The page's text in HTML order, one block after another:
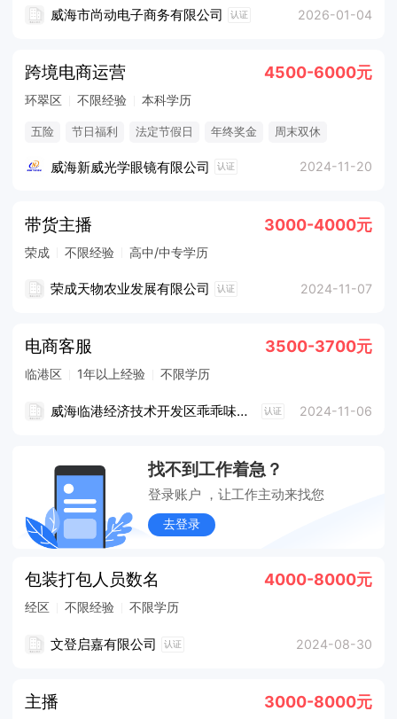
威海市尚动电子商务有限公司 认证 2026-01-04
跨境电商运营 4500-6000元
环翠区 不限经验 本科学历
五险 节日福利 法定节假日 年终奖金 周末双休
生日福利 餐补/工作餐
威海新威光学眼镜有限公司 认证 2024-11-20
带货主播 3000-4000元
荣成 不限经验 高中/中专学历
荣成天物农业发展有限公司 认证 2024-11-07
电商客服 3500-3700元
临港区 1年以上经验 不限学历
威海临港经济技术开发区乖乖味休闲食品经营部 认证 2024-11-06
找不到工作着急？
登录账户 ，让工作主动来找您
去登录
包装打包人员数名 4000-8000元
经区 不限经验 不限学历
文登启嘉有限公司 认证 2024-08-30
主播 3000-8000元